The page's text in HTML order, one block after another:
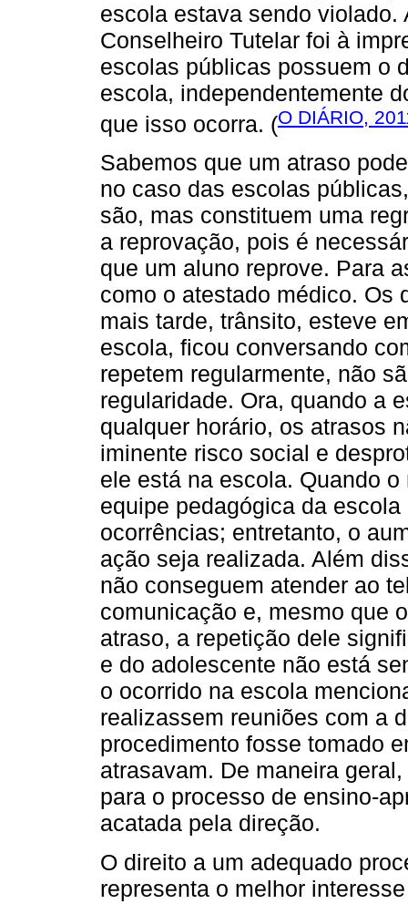
escola estava sendo
Conselheiro Tutelar foi à
escolas públicas possuem o
escola, independentemente
que isso ocorra. (O DIÁRIO,
Sabemos que um atraso
no caso das escolas
são, mas constituem uma
a reprovação, pois é
que um aluno reprove. Para
como o atestado médico. Os
mais tarde, trânsito, esteve
escola, ficou conversando
repetem regularmente, não
regularidade. Ora, quando a
qualquer horário, os atrasos
iminente risco social e
ele está na escola. Quando
equipe pedagógica da
ocorrências; entretanto, o
ação seja realizada. Além
não conseguem atender ao
comunicação e, mesmo que
atraso, a repetição dele
e do adolescente não está
o ocorrido na escola
realizassem reuniões com a
procedimento fosse tomado
atrasavam. De maneira
para o processo de ensino-
acatada pela direção.
O direito a um adequado
representa o melhor